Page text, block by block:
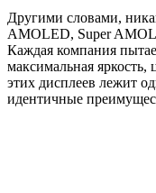
Другими словами,
AMOLED, Super
Каждая компания
максимальная яркость,
этих дисплеев лежит
идентичные